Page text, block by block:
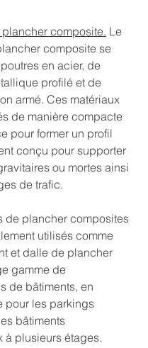
composite. Le
composite se
en acier, de
profilé et de
armé. Ces matériaux
de manière compacte
pour former un profil
conçu pour supporter
ou mortes ainsi
de trafic.
de plancher composites
utilisés comme
et dalle de plancher
gamme de
de bâtiments, en
pour les parkings
bâtiments
à plusieurs étages.